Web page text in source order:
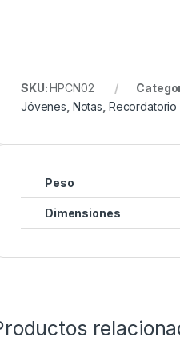
SKU:HPCN02
Jóvenes Notas Recordatorio
Peso
Dimensiones